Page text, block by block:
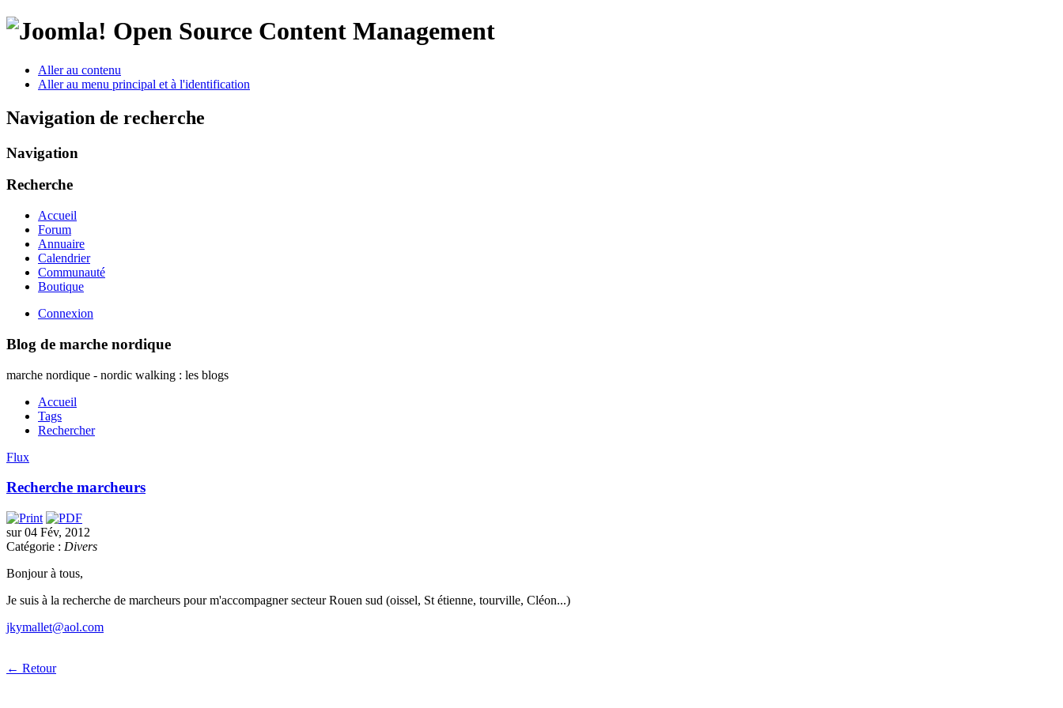
Open Source Content Management
Aller au contenu
Aller au menu principal et à l'identification
Navigation de recherche
Navigation
Recherche
Accueil
Forum
Annuaire
Calendrier
Communauté
Boutique
Connexion
Blog de marche nordique
marche nordique - nordic walking : les blogs
Accueil
Tags
Rechercher
Flux
Recherche marcheurs
sur 04 Fév, 2012
Catégorie : Divers
Bonjour à tous,
Je suis à la recherche de marcheurs pour m'accompagner secteur Rouen sud (oissel, St étienne, tourville, Cléon...)
jkymallet@aol.com
← Retour